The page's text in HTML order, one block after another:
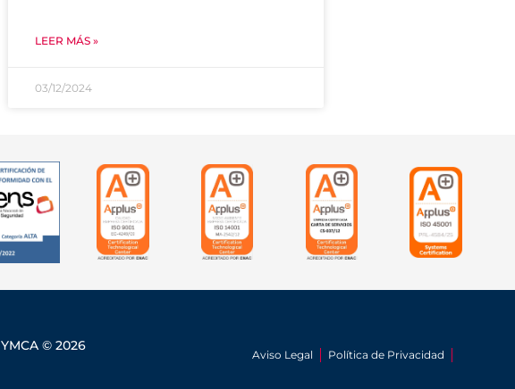
LEER MÁS »
03/12/2024
YMCA © 2026
Aviso Legal Política de Privacidad